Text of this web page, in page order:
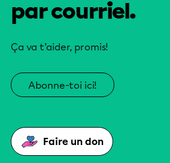
par courriel.
Ça va t’aider, promis!
Abonne-toi ici!
Faire un don